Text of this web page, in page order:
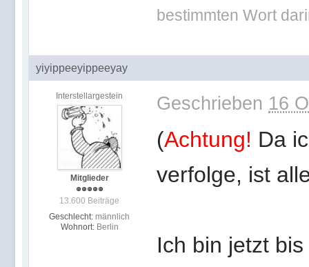
bestimmten Wort
yiyippeeyippeeyay
Interstellargestein
Mitglieder
13.600 Beiträge
Geschlecht: männlich
Wohnort: Berlin
Geschrieben 16
(Achtung! Da
verfolge, ist
Ich bin jetzt